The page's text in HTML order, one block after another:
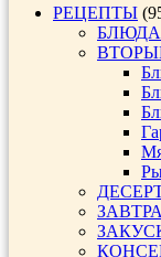
РЕЦЕПТЫ